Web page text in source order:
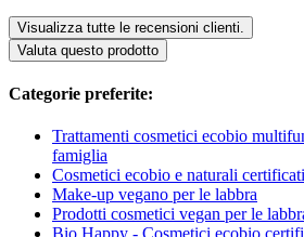
Visualizza tutte le recensioni clienti.
Valuta questo prodotto
Categorie preferite:
Trattamenti cosmetici ecobio
famiglia
Cosmetici ecobio e naturali
Make-up vegano per le labbra
Prodotti cosmetici vegan per le